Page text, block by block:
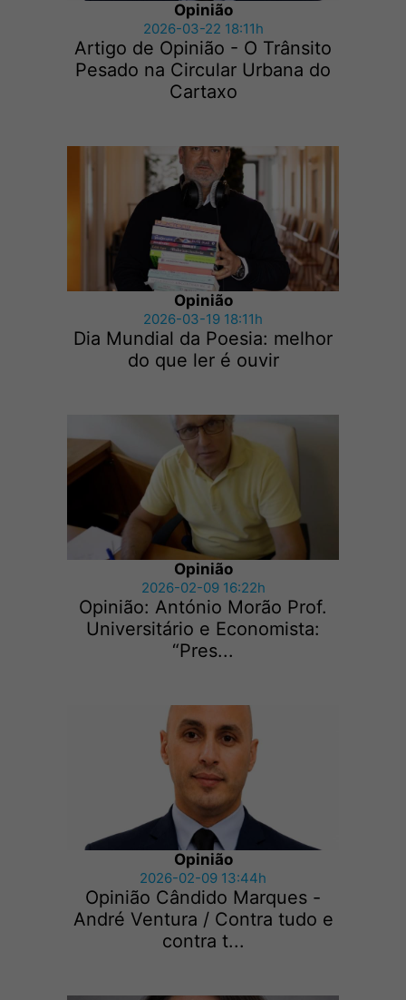
Opinião
2026-03-22 18:11h
Artigo de Opinião - O Trânsito
Pesado na Circular Urbana do
Cartaxo
Opinião
2026-03-19 18:11h
Dia Mundial da Poesia: melhor
do que ler é ouvir
Opinião
2026-02-09 16:22h
Opinião: António Morão Prof.
Universitário e Economista:
“Pres...
Opinião
2026-02-09 13:44h
Opinião Cândido Marques -
André Ventura / Contra tudo e
contra t...